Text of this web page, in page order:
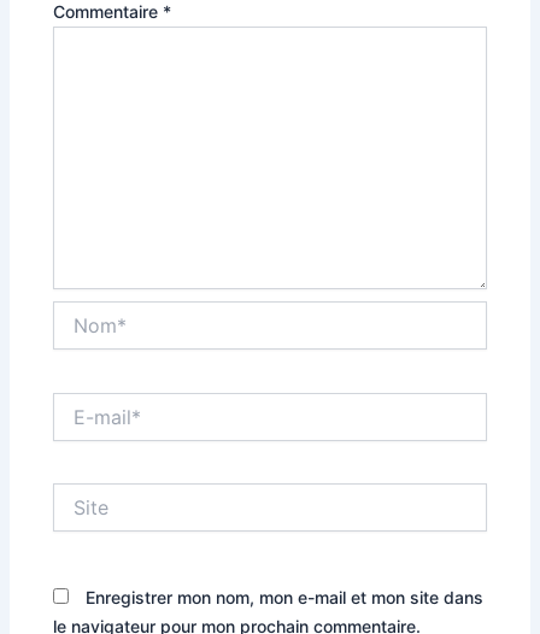
Commentaire *
mail*
Enregistrer mon nom, mon e-mail et mon site dans
le navigateur pour mon prochain commentaire.